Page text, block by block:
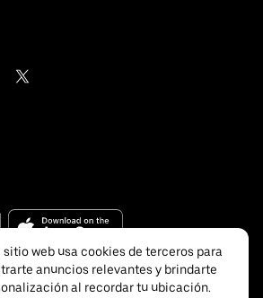
sitio web usa cookies de terceros para
anuncios relevantes y brindarte
al recordar tu ubicación.